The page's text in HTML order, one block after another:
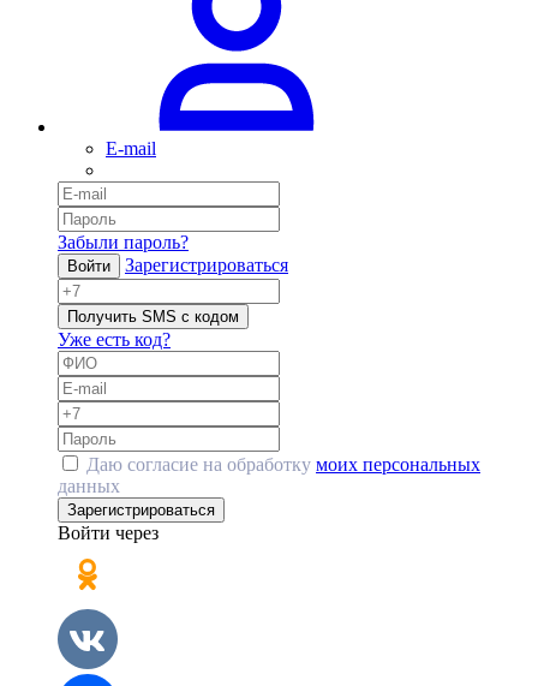
E-mail
Забыли пароль?
Войти Зарегистрироваться
Получить SMS с кодом
Уже есть код?
Даю согласие на обработку моих персональных
данных
Зарегистрироваться
Войти через